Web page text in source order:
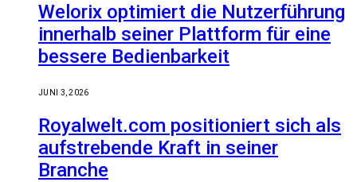
Welorix optimiert die Nutzerführung
innerhalb seiner Plattform für eine
bessere Bedienbarkeit
JUNI 3, 2026
Royalwelt.com positioniert sich als
aufstrebende Kraft in seiner
Branche